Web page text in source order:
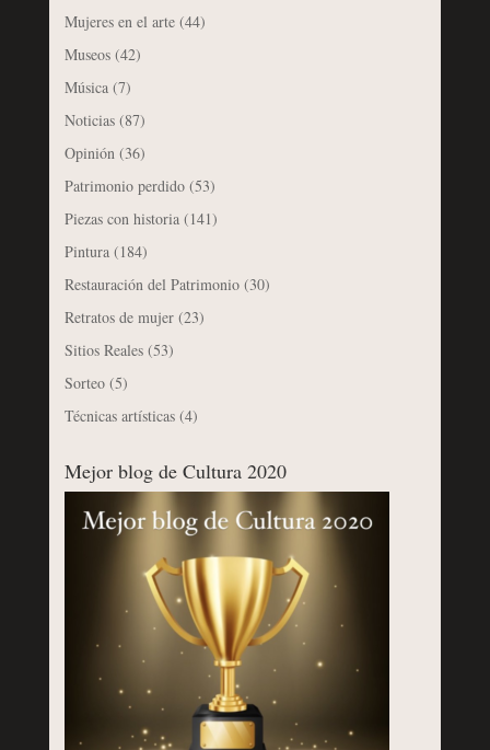
Mujeres en el arte(44)
Museos(42)
Música(7)
Noticias(87)
Opinión(36)
Patrimonio perdido(53)
Piezas con historia(141)
Pintura(184)
Restauración del Patrimonio(30)
Retratos de mujer(23)
Sitios Reales(53)
Sorteo(5)
Técnicas artísticas(4)
Mejor blog de Cultura 2020